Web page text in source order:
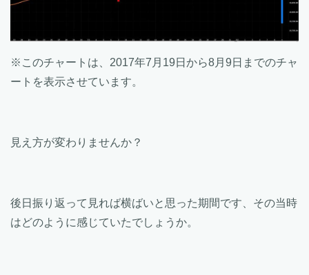
※このチャートは、2017年7月19日から8月9日までのチャ
ートを表示させています。
見え方が変わりませんか？
後日振り返って見れば横ばいと思った期間です、その当時
はどのように感じていたでしょうか。